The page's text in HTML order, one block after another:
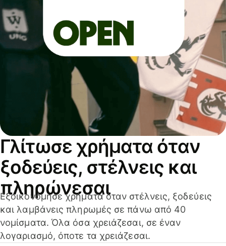
Γλίτωσε χρήματα όταν
ξοδεύεις, στέλνεις και
πληρώνεσαι
Εξοικονόμησε χρήματα όταν στέλνεις, ξοδεύεις
και λαμβάνεις πληρωμές σε πάνω από 40
νομίσματα. Όλα όσα χρειάζεσαι, σε έναν
λογαριασμό, όποτε τα χρειάζεσαι.